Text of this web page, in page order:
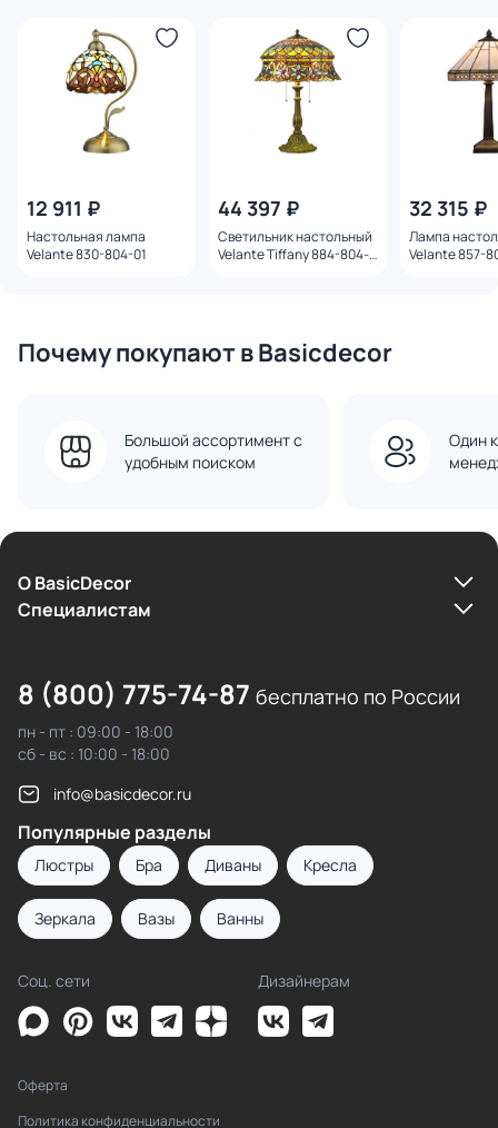
12 911 ₽
Настольная лампа
Velante 830-804-01
44 397 ₽
Светильник настольный
Velante Tiffany 884-804-
32 315 ₽
Лампа
Velante 857-
Почему покупают в Basicdecor
Большой ассортимент с
удобным поиском
Один
О BasicDecor
Cпециалистам
8 (800) 775-74-87 бесплатно по России
пн - пт : 09:00 - 18:00
сб - вс : 10:00 - 18:00
info@basicdecor.ru
Популярные разделы
Люстры Бра Диваны Кресла
Зеркала Вазы Ванны
Соц. сети Дизайнерам
Оферта
Политика конфиденциальности